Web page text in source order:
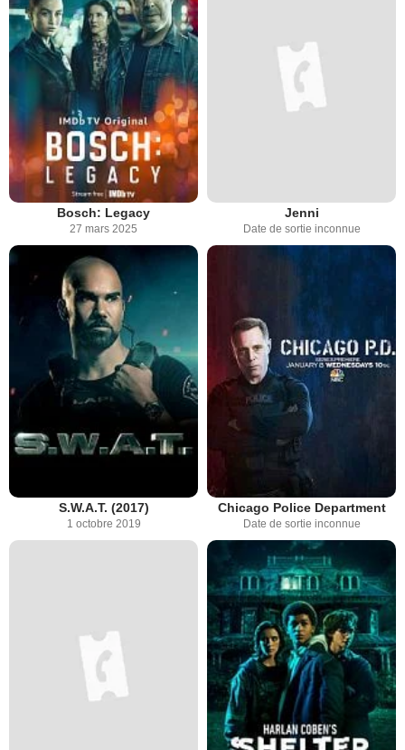
Bosch: Legacy
27 mars 2025
Jenni
Date de sortie inconnue
S.W.A.T. (2017)
1 octobre 2019
Chicago Police Department
Date de sortie inconnue